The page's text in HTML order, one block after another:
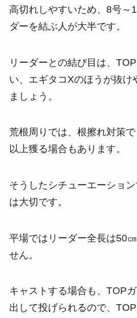
高切れしやすいため、8号～
ダーを結ぶ人が大半です。
リーダーとの結び目は、
い、エギタコXのほうが抜け
ましょう。
荒根周りでは、根擦れ対策
以上獲る場合もあります。
そうしたシチューエーショ
は大切です。
平場ではリーダー全長は50
せん。
キャストする場合も、TOP
出して投げられるので、